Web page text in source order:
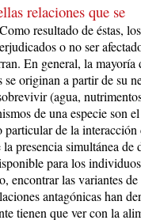
relaciones que se
resultado de éstas, los
o no ser
En general, la mayoría
originan a partir de su
(agua,
de una especie son
de la
presencia simultánea de
para los
encontrar las variantes de
antagónicas han
tienen que ver con la